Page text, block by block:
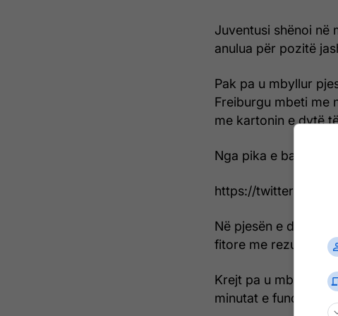
Juventusi shënoi në
anulua për pozitë
Pak pa u mbyllur
Freiburgu mbeti me
me kartonin e dytë
Nga pika e bardhë
https://twitter.com/
Në pjesën e dytë,
fitore me rezultat
Krejt pa u mbyllur
minutat e fundit,